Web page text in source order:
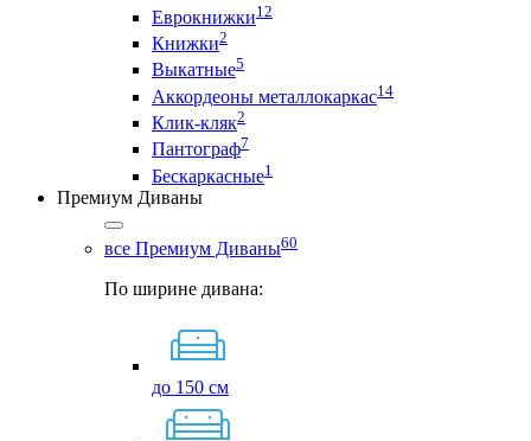
Еврокнижки12
Книжки2
Выкатные5
Аккордеоны металлокаркас14
Клик-кляк2
Пантограф7
Бескаркасные1
Премиум Диваны
все Премиум Диваны60
По ширине дивана:
до 150 см